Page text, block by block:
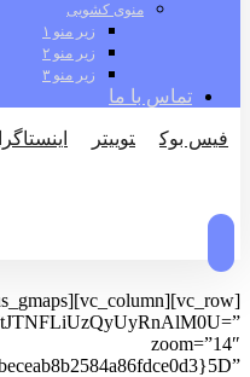
منوی کشویی
زیر منو ۱
زیر منو ۲
زیر منو ۳
تماس با ما
فیس بوک توییتر
zoom=”14″